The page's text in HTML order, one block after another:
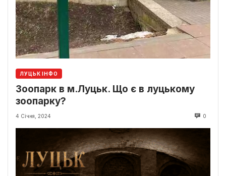
ЛУЦЬК ІНФО
Зоопарк в м.Луцьк. Що є в луцькому
зоопарку?
4 Січня, 2024 0